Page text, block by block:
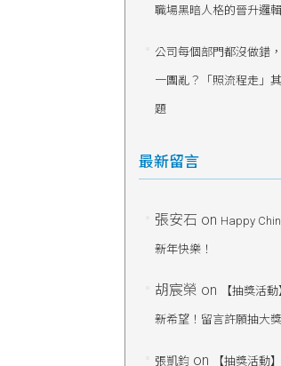
職場黑暗人格的晉升邏輯
公司每個部門都沒做錯
一團亂？「照流程走」
題
最新留言
張安石 on Happy
新年快樂！
胡宸榮 on 【抽獎活
新希望！留言許願抽大獎
張凱鈞on 【抽獎活動